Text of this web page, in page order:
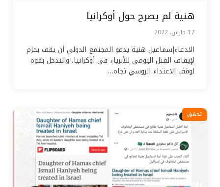
هنية لم يصرح حول أوكرانيا
17 مارس، 2022
الادعاءإسماعيل هنية يدعو المجتمع الدولي أن يقف بحزم
لإيقاف القتل اليومي للأبرياء في أوكرانيا، والتدخل بقوة
لوقف الاعتداء الروسي تجاه…
تحقق